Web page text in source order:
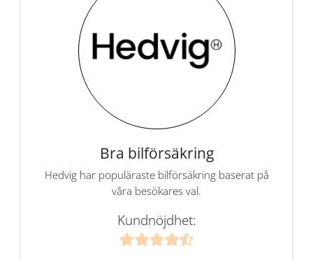
Bra bilförsäkring
Hedvig har populäraste bilförsäkring baserat på
våra besökares val.
Kundnöjdhet: